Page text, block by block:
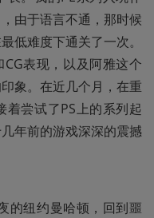
由于语言不通，那时候
低难度下通关了一次。
表现，以及阿雅这个
象。在近几个月，在重
尝试了PS上的系列起
年前的游戏深深的震撼
的纽约曼哈顿，回到噩